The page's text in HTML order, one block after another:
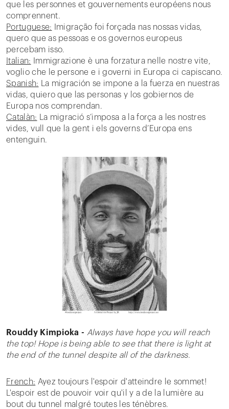
que les personnes et gouvernements européens nous
comprennent.
Portuguese: Imigração foi forçada nas nossas vidas,
quero que as pessoas e os governos europeus
percebam isso.
Italian: Immigrazione è una forzatura nelle nostre vite,
voglio che le persone e i governi in Europa ci capiscano.
Spanish: La migración se impone a la fuerza en nuestras
vidas, quiero que las personas y los gobiernos de
Europa nos comprendan.
Catalàn: La migració s’imposa a la força a les nostres
vides, vull que la gent i els governs d’Europa ens
entenguin.
Rouddy Kimpioka - Always have hope you will reach
the top! Hope is being able to see that there is light at
the end of the tunnel despite all of the darkness.
French: Ayez toujours l'espoir d'atteindre le sommet!
L'espoir est de pouvoir voir qu'il y a de la lumière au
bout du tunnel malgré toutes les ténèbres.